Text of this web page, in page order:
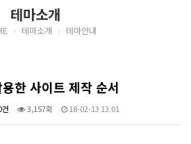
테마소개
테마소개 테마안내
한 사이트 제작 순서
3,157회 18-02-13 13:01